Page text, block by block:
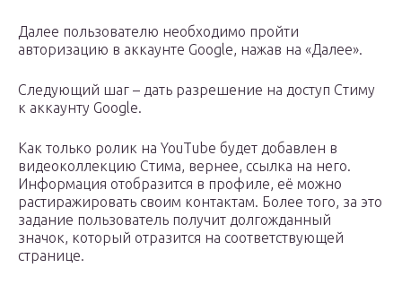
Далее пользователю необходимо пройти
авторизацию в аккаунте Google, нажав на «Далее».
Следующий шаг – дать разрешение на доступ Стиму
к аккаунту Google.
Как только ролик на YouTube будет добавлен в
видеоколлекцию Стима, вернее, ссылка на него.
Информация отобразится в профиле, её можно
растиражировать своим контактам. Более того, за это
задание пользователь получит долгожданный
значок, который отразится на соответствующей
странице.